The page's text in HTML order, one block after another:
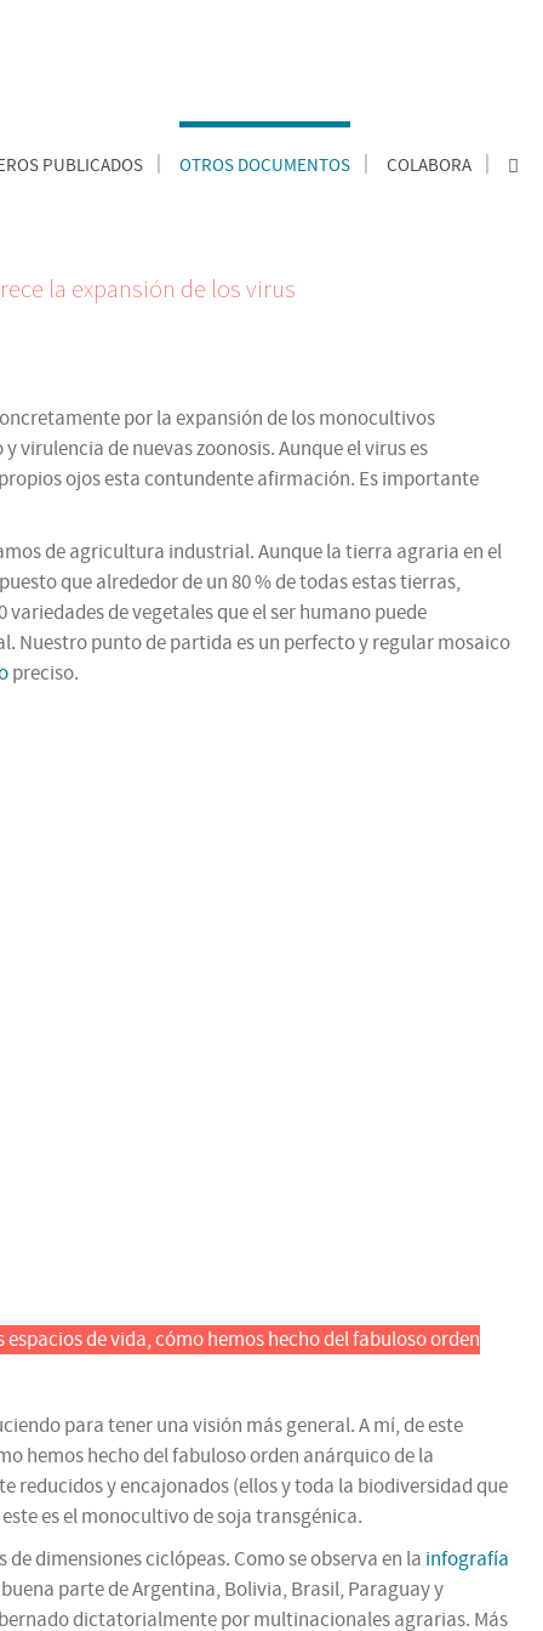
PUBLICADOS OTROS DOCUMENTOS COLABORA
la expansión de los virus
por la expansión de los monocultivos
de nuevas zoonosis. Aunque el virus es
ojos esta contundente afirmación. Es importante
de agricultura industrial. Aunque la tierra agraria en el
que alrededor de un 80 % de todas estas tierras,
de vegetales que el ser humano puede
Nuestro punto de partida es un perfecto y regular mosaico
preciso.
de vida, cómo hemos hecho del fabuloso orden
para tener una visión más general. A mí, de este
hemos hecho del fabuloso orden anárquico de la
reducidos y encajonados (ellos y toda la biodiversidad que
es el monocultivo de soja transgénica.
dimensiones ciclópeas. Como se observa en la infografía
parte de Argentina, Bolivia, Brasil, Paraguay y
dictatorialmente por multinacionales agrarias. Más